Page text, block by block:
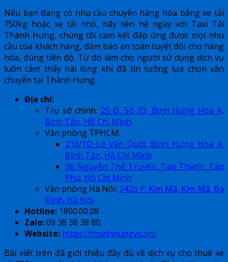
Nếu bạn đang có nhu cầu chuyển hàng hóa bằng xe tải
750kg hoặc xe tải nhỏ, hãy liên hệ ngay với Taxi Tải
Thành Hưng, chúng tôi cam kết đáp ứng được mọi nhu
cầu của khách hàng, đảm bảo an toàn tuyệt đối cho hàng
hóa, đúng tiến độ. Từ đó làm cho người sử dụng dịch vụ
luôn cảm thấy hài lòng khi đã tin tưởng lựa chọn vận
chuyển tại Thành Hưng.
Địa chỉ:
Trụ sở chính: 25 Đ. Số 10, Bình Hưng Hòa A,
Bình Tân, Hồ Chí Minh.
Văn phòng TPHCM:
216/1D Lê Văn Quới, Bình Hưng Hòa A,
Bình Tân, Hồ Chí Minh
96 Nguyễn Thế Truyện, Tân Thành, Tân
Phú, Hồ Chí Minh
Văn phòng Hà Nội: 242b P. Kim Mã, Kim Mã, Ba
Đình, Hà Nội.
Hotline: 1800.00.08
Zalo:09 38 38 38 80.
Website: https://thanhhungvn.vn/
Bài viết trên đã giới thiệu đầy đủ về dịch vụ cho thuê xe